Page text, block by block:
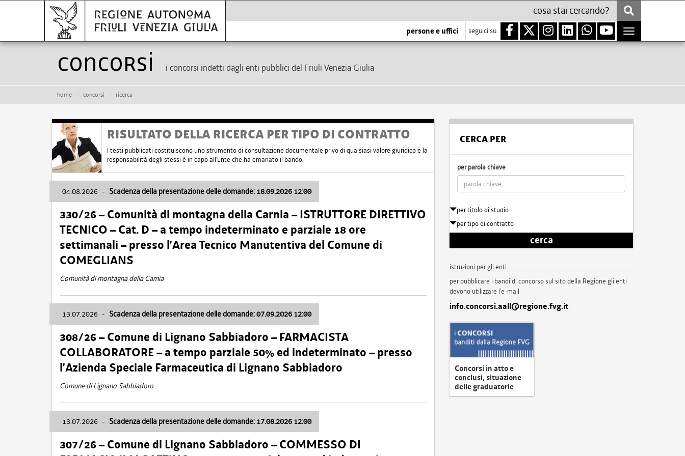
persone e uffici seguici su
Toggle
navigation
Concorsi i concorsi indetti dagli enti pubblici del Friuli Venezia Giulia
home concorsi ricerca
RISULTATO DELLA RICERCA PER TIPO DI CONTRATTO
I testi pubblicati costituiscono uno strumento di consultazione documentale privo di qualsiasi valore giuridico e la
responsabilità degli stessi è in capo all'Ente che ha emanato il bando.
04.08.2026 - Scadenza della presentazione delle domande: 18.09.2026 12:00
330/26 – Comunità di montagna della Carnia – ISTRUTTORE DIRETTIVO
TECNICO – Cat. D – a tempo indeterminato e parziale 18 ore
settimanali – presso l’Area Tecnico Manutentiva del Comune di
COMEGLIANS
Comunità di montagna della Carnia
13.07.2026 - Scadenza della presentazione delle domande: 07.09.2026 12:00
308/26 – Comune di Lignano Sabbiadoro – FARMACISTA
COLLABORATORE – a tempo parziale 50% ed indeterminato – presso
l’Azienda Speciale Farmaceutica di Lignano Sabbiadoro
Comune di Lignano Sabbiadoro
13.07.2026 - Scadenza della presentazione delle domande: 17.08.2026 12:00
307/26 – Comune di Lignano Sabbiadoro – COMMESSO DI
CERCA PER
per parola chiave
per titolo di studio
per tipo di contratto
cerca
istruzioni per gli enti
per pubblicare i bandi di concorso sul sito della Regione gli enti
devono utilizzare l'e-mail
info.concorsi.aall@regione.fvg.it
Concorsi in atto e
conclusi, situazione
delle graduatorie